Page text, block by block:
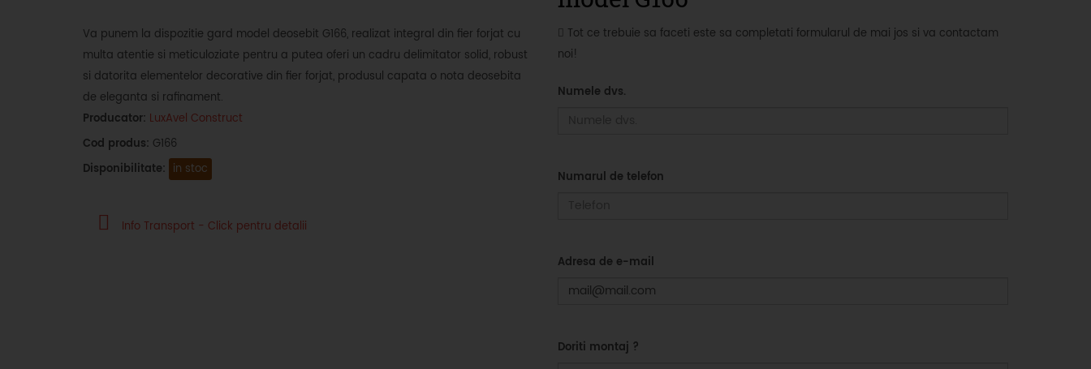
Va punem la dispozitie gard model deosebit G166, realizat integral din fier forjat cu
multa atentie si meticuloziate pentru a putea oferi un cadru delimitator solid, robust
si datorita elementelor decorative din fier forjat, produsul capata o nota deosebita
de eleganta si rafinament.
Producator: LuxAvel Construct
Cod produs: G166
Disponibilitate: in stoc
Info Transport - Click pentru detalii
Tot ce trebuie sa faceti este sa completati formularul de mai jos si va contactam
noi!
Numele dvs.
Numarul de telefon
Adresa de e-mail
Doriti montaj ?